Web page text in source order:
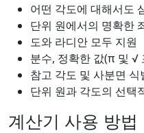
어떤 각도에 대해서도
단위 원에서의 명확한
도와 라디안 모두 지원
분수, 정확한 값(π 및 √
참고 각도 및 사분면 식
단위 원과 각도의 선택
계산기 사용 방법